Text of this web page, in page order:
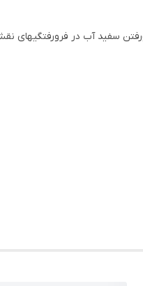
سفید آب در فرورفتگیهای